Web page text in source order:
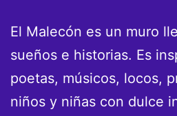
El Malecón es un muro
sueños e historias. Es
poetas, músicos, locos,
niños y niñas con dulce